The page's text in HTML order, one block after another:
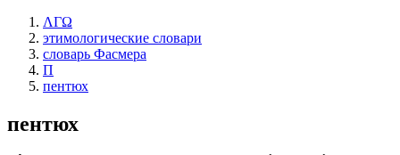
ΛΓΩ
этимологические словари
словарь Фасмера
П
пентюх
пентюх